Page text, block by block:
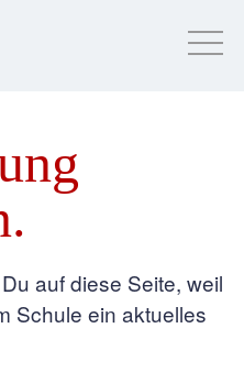
auf diese Seite, weil
Schule ein aktuelles